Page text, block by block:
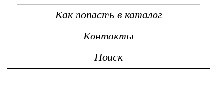
Как попасть в каталог
Контакты
Поиск